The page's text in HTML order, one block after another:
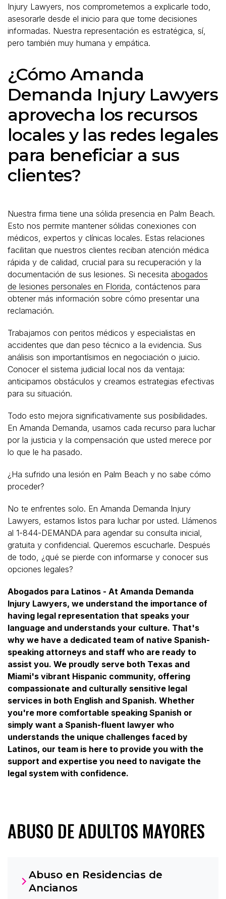
Injury Lawyers, nos comprometemos a explicarle todo,
asesorarle desde el inicio para que tome decisiones
informadas. Nuestra representación es estratégica, sí,
pero también muy humana y empática.
¿Cómo Amanda
Demanda Injury Lawyers
aprovecha los recursos
locales y las redes legales
para beneficiar a sus
clientes?
Nuestra firma tiene una sólida presencia en Palm Beach.
Esto nos permite mantener sólidas conexiones con
médicos, expertos y clínicas locales. Estas relaciones
facilitan que nuestros clientes reciban atención médica
rápida y de calidad, crucial para su recuperación y la
documentación de sus lesiones. Si necesita abogados
de lesiones personales en Florida , contáctenos para
obtener más información sobre cómo presentar una
reclamación.
Trabajamos con peritos médicos y especialistas en
accidentes que dan peso técnico a la evidencia. Sus
análisis son importantísimos en negociación o juicio.
Conocer el sistema judicial local nos da ventaja:
anticipamos obstáculos y creamos estrategias efectivas
para su situación.
Todo esto mejora significativamente sus posibilidades.
En Amanda Demanda, usamos cada recurso para luchar
por la justicia y la compensación que usted merece por
lo que le ha pasado.
¿Ha sufrido una lesión en Palm Beach y no sabe cómo
proceder?
No te enfrentes solo. En Amanda Demanda Injury
Lawyers, estamos listos para luchar por usted. Llámenos
al 1-844-DEMANDA para agendar su consulta inicial,
gratuita y confidencial. Queremos escucharle. Después
de todo, ¿qué se pierde con informarse y conocer sus
opciones legales?
Abogados para Latinos - At Amanda Demanda
Injury Lawyers, we understand the importance of
having legal representation that speaks your
language and understands your culture. That's
why we have a dedicated team of native Spanish-
speaking attorneys and staff who are ready to
assist you. We proudly serve both Texas and
Miami's vibrant Hispanic community, offering
compassionate and culturally sensitive legal
services in both English and Spanish. Whether
you're more comfortable speaking Spanish or
simply want a Spanish-fluent lawyer who
understands the unique challenges faced by
Latinos, our team is here to provide you with the
support and expertise you need to navigate the
legal system with confidence.
ABUSO DE ADULTOS MAYORES
Abuso en Residencias de
Ancianos